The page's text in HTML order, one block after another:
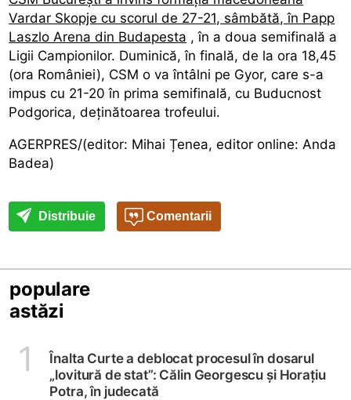
Vardar Skopje cu scorul de 27-21, sâmbătă, în Papp
Laszlo Arena din Budapesta , în a doua semifinală a
Ligii Campionilor. Duminică, în finală, de la ora 18,45
(ora României), CSM o va întâlni pe Gyor, care s-a
impus cu 21-20 în prima semifinală, cu Buducnost
Podgorica, deținătoarea trofeului.
AGERPRES/(editor: Mihai Țenea, editor online: Anda
Badea)
Distribuie Comentarii
populare
astăzi
1
Înalta Curte a deblocat procesul în dosarul
„lovitură de stat”: Călin Georgescu și Horațiu
Potra, în judecată